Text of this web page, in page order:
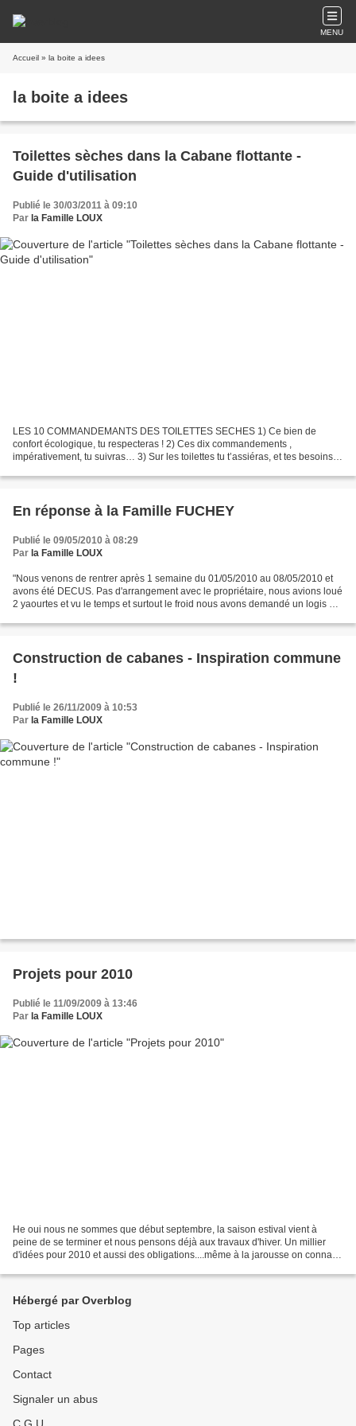
MENU
Accueil » la boite a idees
la boite a idees
Toilettes sèches dans la Cabane flottante -
Guide d'utilisation
Publié le 30/03/2011 à 09:10
Par la Famille LOUX
LES 10 COMMANDEMANTS DES TOILETTES SECHES 1) Ce bien de
confort écologique, tu respecteras ! 2) Ces dix commandements ,
impérativement, tu suivras… 3) Sur les toilettes tu t’assiéras, et tes besoins
En réponse à la Famille FUCHEY
Publié le 09/05/2010 à 08:29
Par la Famille LOUX
"Nous venons de rentrer après 1 semaine du 01/05/2010 au 08/05/2010 et
avons été DECUS. Pas d'arrangement avec le propriétaire, nous avions loué
2 yaourtes et vu le temps et surtout le froid nous avons demandé un logis en
Construction de cabanes - Inspiration commune
!
Publié le 26/11/2009 à 10:53
Par la Famille LOUX
Projets pour 2010
Publié le 11/09/2009 à 13:46
Par la Famille LOUX
He oui nous ne sommes que début septembre, la saison estival vient à
peine de se terminer et nous pensons déjà aux travaux d'hiver. Un millier
d'idées pour 2010 et aussi des obligations....même à la jarousse on connaît
Hébergé par Overblog
Top articles
Pages
Contact
Signaler un abus